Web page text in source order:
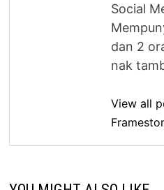
Social
dan 2
nak
View all